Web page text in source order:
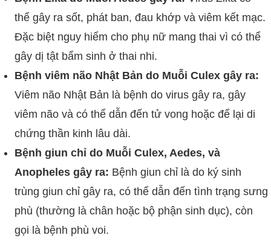
thể gây ra sốt, phát ban, đau khớp và viêm kết mạc.
Đặc biệt nguy hiểm cho phụ nữ mang thai vì có thể
gây dị tật bẩm sinh ở thai nhi.
Bệnh viêm não Nhật Bản do Muỗi Culex gây ra:
Viêm não Nhật Bản là bệnh do virus gây ra, gây
viêm não và có thể dẫn đến tử vong hoặc để lại di
chứng thần kinh lâu dài.
Bệnh giun chỉ do Muỗi Culex, Aedes, và
Anopheles gây ra: Bệnh giun chỉ là do ký sinh
trùng giun chỉ gây ra, có thể dẫn đến tình trạng sưng
phù (thường là chân hoặc bộ phận sinh dục), còn
gọi là bệnh phù voi.